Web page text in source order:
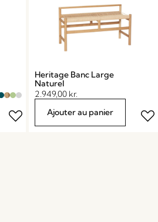
Heritage Banc Large
Naturel
2.949,00 kr.
Ajouter au panier